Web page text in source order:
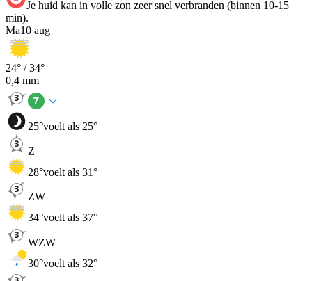
Je huid kan in volle zon zeer snel verbranden (binnen 10-15
min).
Ma10 aug
24° /34°
0,4 mm
25°voelt als 25°
Z
28°voelt als 31°
ZW
34°voelt als 37°
WZW
30°voelt als 32°